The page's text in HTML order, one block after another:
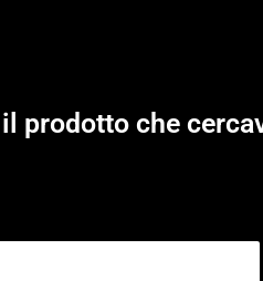
prodotto che